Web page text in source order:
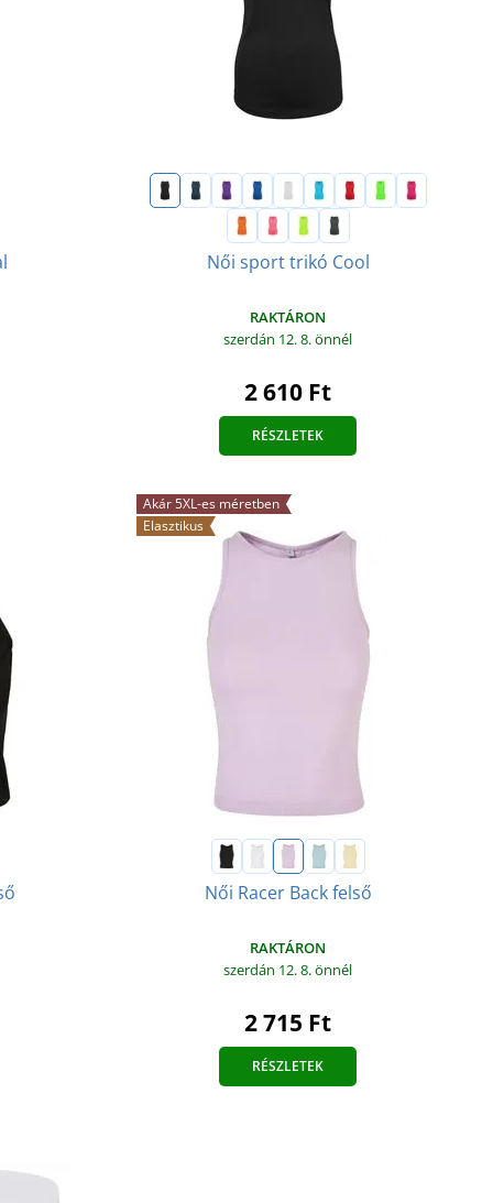
Női sport trikó Cool
RAKTÁRON
szerdán 12. 8.önnél
2 610 Ft
RÉSZLETEK
Akár 5XL-es méretben
Elasztikus
Női Racer Back felső
RAKTÁRON
szerdán 12. 8.önnél
2 715 Ft
RÉSZLETEK